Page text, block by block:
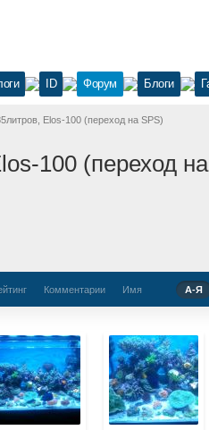
ID Форум Блоги
Elos-100 (переход на SPS)
100 (переход
Комментарии Имя А-Я